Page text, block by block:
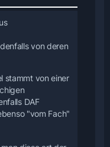
von deren
stammt von einer
DAF
"vom Fach"